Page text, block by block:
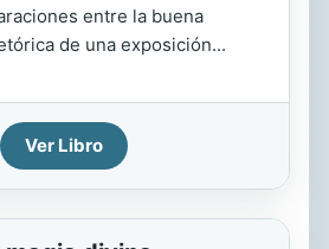
entre la buena
de una exposición...
Ver Libro